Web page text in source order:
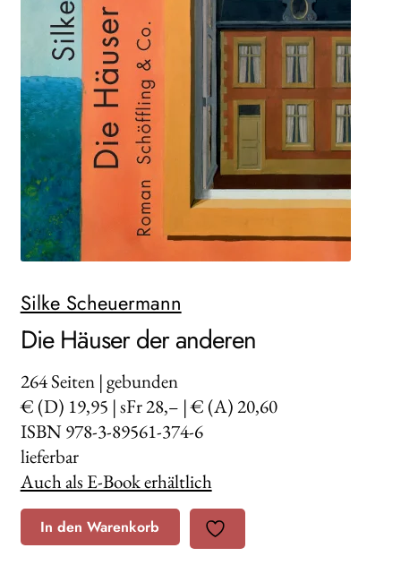
AKTUELLES
NEWSLETTER
WEITERE VERLAGE
Search:
Silke Scheuermann
Die Häuser der anderen
264Seiten | gebunden
€ (D) 19,95 | sFr 28,– | € (A) 20,60
ISBN 978-3-89561-374-6
lieferbar
Auch als E-Book erhältlich
In den Warenkorb